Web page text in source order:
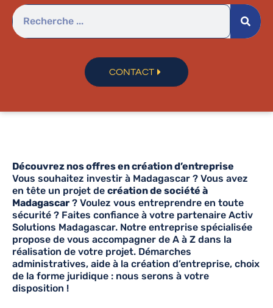
CONTACT
Découvrez nos offres en création d’entreprise
Vous souhaitez investir à Madagascar ? Vous avez
en tête un projet de création de société à
Madagascar ? Voulez vous entreprendre en toute
sécurité ? Faites confiance à votre partenaire Activ
Solutions Madagascar. Notre entreprise spécialisée
propose de vous accompagner de A à Z dans la
réalisation de votre projet. Démarches
administratives, aide à la création d’entreprise, choix
de la forme juridique : nous serons à votre
disposition !